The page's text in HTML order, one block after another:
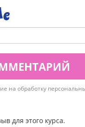
на обработку
для этого курса.